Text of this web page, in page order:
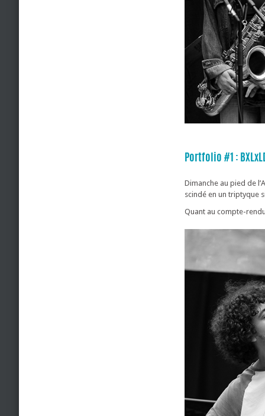
Portfolio #1 :
Dimanche au pied de
scindé en un triptyque
Quant au compte-